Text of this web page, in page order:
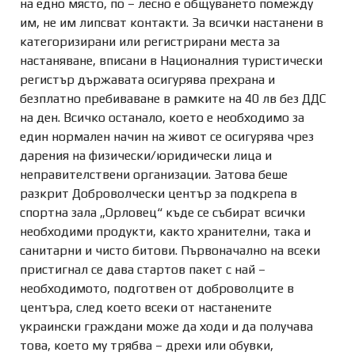
на едно място, по – лесно е общуването помежду
им, не им липсват контакти. За всички настанени в
категоризирани или регистрирани места за
настаняване, вписани в Националния туристически
регистър държавата осигурява прехрана и
безплатно пребиваване в рамките на 40 лв без ДДС
на ден. Всичко останало, което е необходимо за
един нормален начин на живот се осигурява чрез
дарения на физически/юридически лица и
неправителствени организации. Затова беше
разкрит Доброволчески център за подкрепа в
спортна зала „Орловец“ къде се събират всички
необходими продукти, както хранителни, така и
санитарни и чисто битови. Първоначално на всеки
пристигнал се дава стартов пакет с най –
необходимото, подготвен от доброволците в
центъра, след което всеки от настанените
украински граждани може да ходи и да получава
това, което му трябва – дрехи или обувки,